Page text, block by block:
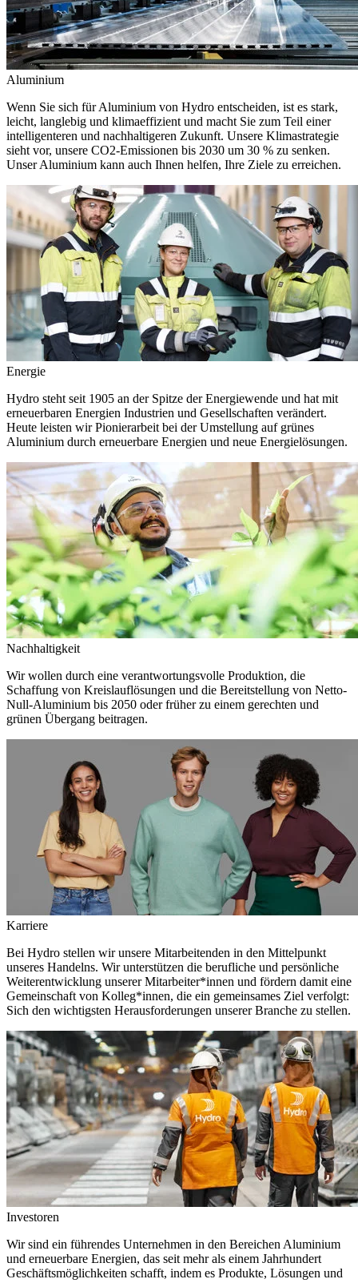
Aluminium
Wenn Sie sich für Aluminium von Hydro entscheiden, ist es stark,
leicht, langlebig und klimaeffizient und macht Sie zum Teil einer
intelligenteren und nachhaltigeren Zukunft. Unsere Klimastrategie
sieht vor, unsere CO2-Emissionen bis 2030 um 30 % zu senken.
Unser Aluminium kann auch Ihnen helfen, Ihre Ziele zu erreichen.
Energie
Hydro steht seit 1905 an der Spitze der Energiewende und hat mit
erneuerbaren Energien Industrien und Gesellschaften verändert.
Heute leisten wir Pionierarbeit bei der Umstellung auf grünes
Aluminium durch erneuerbare Energien und neue Energielösungen.
Nachhaltigkeit
Wir wollen durch eine verantwortungsvolle Produktion, die
Schaffung von Kreislauflösungen und die Bereitstellung von Netto-
Null-Aluminium bis 2050 oder früher zu einem gerechten und
grünen Übergang beitragen.
Karriere
Bei Hydro stellen wir unsere Mitarbeitenden in den Mittelpunkt
unseres Handelns. Wir unterstützen die berufliche und persönliche
Weiterentwicklung unserer Mitarbeiter*innen und fördern damit eine
Gemeinschaft von Kolleg*innen, die ein gemeinsames Ziel verfolgt:
Sich den wichtigsten Herausforderungen unserer Branche zu stellen.
Investoren
Wir sind ein führendes Unternehmen in den Bereichen Aluminium
und erneuerbare Energien, das seit mehr als einem Jahrhundert
Geschäftsmöglichkeiten schafft, indem es Produkte, Lösungen und